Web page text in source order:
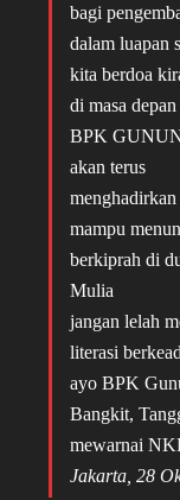
bagi
dalam luapan
kita berdoa
di masa depan
BPK
akan terus
mampu
berkiprah di
Mulia
jangan lelah
literasi
ayo BPK
Bangkit,
mewarnai
Jakarta, 28